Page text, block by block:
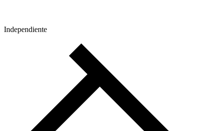
Independiente